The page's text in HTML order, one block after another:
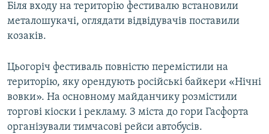
Біля входу на територію фестивалю встановили
металошукачі, оглядати відвідувачів поставили
козаків.
Цьогоріч фестиваль повністю перемістили на
територію, яку орендують російські байкери «Нічні
вовки». На основному майданчику розмістили
торгові кіоски і рекламу. З міста до гори Гасфорта
організували тимчасові рейси автобусів.